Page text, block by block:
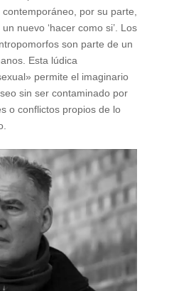
por su parte,
nuevo ‘hacer como si’. Los
son parte de un
Esta lúdica
permite el imaginario
sin ser contaminado por
o conflictos propios de lo